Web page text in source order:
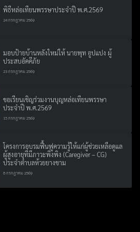
พิธีหล่อเทียนพรรษาประจำปี พ.ศ.2569
24 กรกฎาคม 2569
มอบป้ายบ้านหลังใหม่ให้ นายพุท อูปแปง ผู้
ประสบอัคคีภัย
23 กรกฎาคม 2569
ขอเรียนเชิญร่วมงานบุญหล่อเทียนพรรษา
ประจำปี พ.ศ.2569
15 กรกฎาคม 2569
โครงการอบรมฟื้นฟูความรู้ให้แก่ผู้ช่วยเหลือดูแล
ผู้สูงอายุที่มีภาวะพึ่งพิง (Caregiver – CG)
ประจำตำบลห้วยยางขาม
8 กรกฎาคม 2569